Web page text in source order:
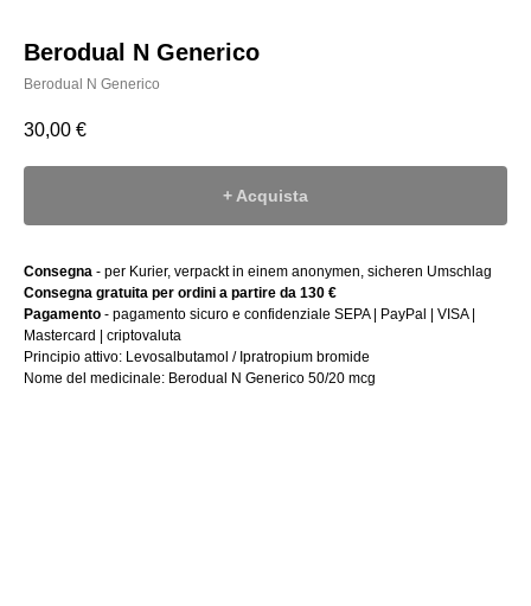
Berodual N Generico
Berodual N Generico
30,00 €
+ Acquista
Consegna - per Kurier, verpackt in einem anonymen, sicheren Umschlag
Consegna gratuita per ordini a partire da 130 €
Pagamento - pagamento sicuro e confidenziale SEPA | PayPal | VISA |
Mastercard | criptovaluta
Principio attivo: Levosalbutamol / Ipratropium bromide
Nome del medicinale: Berodual N Generico 50/20 mcg